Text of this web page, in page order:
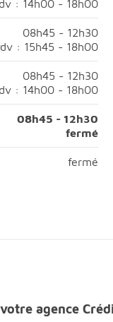
: 14h00 - 18h00
midi,
08h45 - 12h30
: 15h45 - 18h00
08h45 - 12h30
: 14h00 - 18h00
08h45 - 12h30
fermé
fermé
fermé
agence